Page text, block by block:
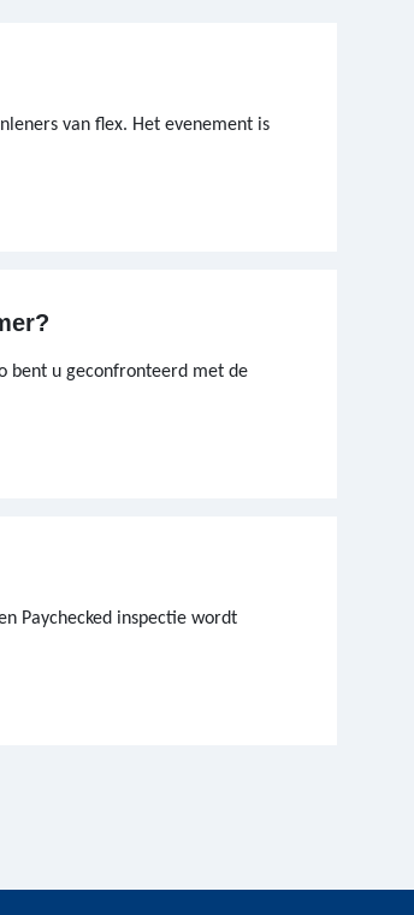
van flex. Het evenement is
bent u geconfronteerd met de
Paychecked inspectie wordt